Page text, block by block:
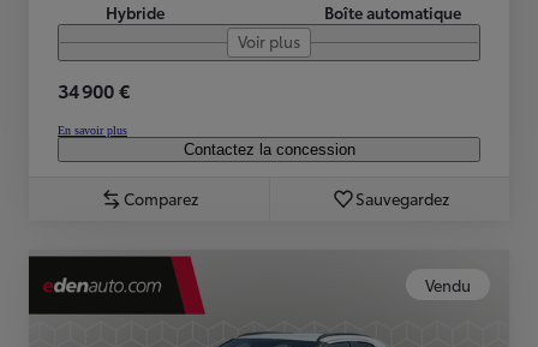
Hybride
Boîte automatique
Voir plus
34 900 €
En savoir plus
Contactez la concession
Comparez Sauvegardez
Vendu